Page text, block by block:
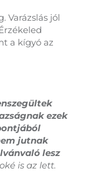
Varázslás jól
a kígyó az
ezek
jutnak
lesz
is az lett.